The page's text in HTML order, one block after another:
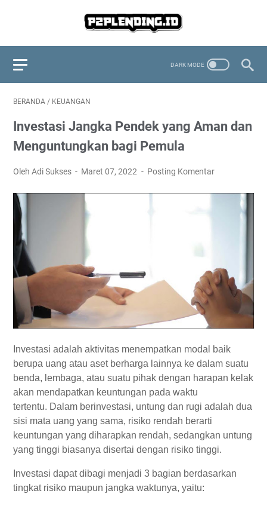
BERANDA / KEUANGAN
Investasi Jangka Pendek yang Aman dan
Menguntungkan bagi Pemula
Oleh Adi Sukses Maret 07, 2022 Posting Komentar
Investasi adalah aktivitas menempatkan modal baik
berupa uang atau aset berharga lainnya ke dalam suatu
benda, lembaga, atau suatu pihak dengan harapan kelak
akan mendapatkan keuntungan pada waktu
tertentu. Dalam berinvestasi, untung dan rugi adalah dua
sisi mata uang yang sama, risiko rendah berarti
keuntungan yang diharapkan rendah, sedangkan untung
yang tinggi biasanya disertai dengan risiko tinggi.
Investasi dapat dibagi menjadi 3 bagian berdasarkan
tingkat risiko maupun jangka waktunya, yaitu: